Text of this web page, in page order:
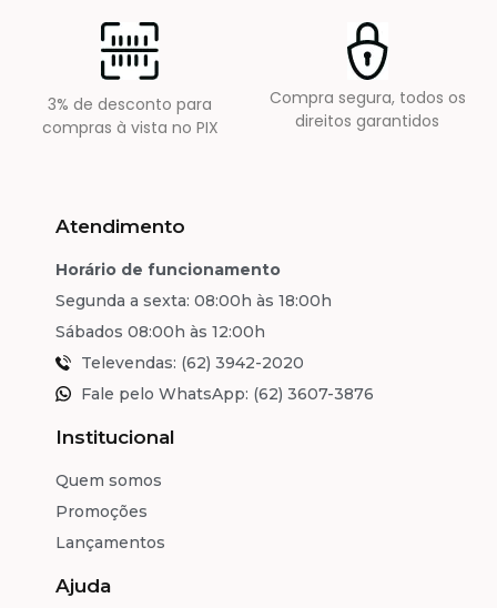
3% de desconto para
compras à vista no PIX
Compra segura, todos os
direitos garantidos
Atendimento
Horário de funcionamento
Segunda a sexta: 08:00h às 18:00h
Sábados 08:00h às 12:00h
Televendas: (62) 3942-2020
Fale pelo WhatsApp: (62) 3607-3876
Institucional
Quem somos
Promoções
Lançamentos
Ajuda